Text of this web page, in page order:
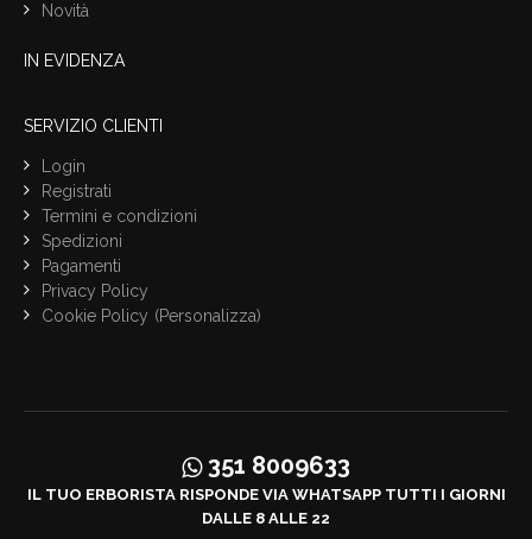
Novità
IN EVIDENZA
SERVIZIO CLIENTI
Login
Registrati
Termini e condizioni
Spedizioni
Pagamenti
Privacy Policy
Cookie Policy (Personalizza)
351 8009633
IL TUO ERBORISTA RISPONDE VIA WHATSAPP TUTTI I GIORNI
DALLE 8 ALLE 22